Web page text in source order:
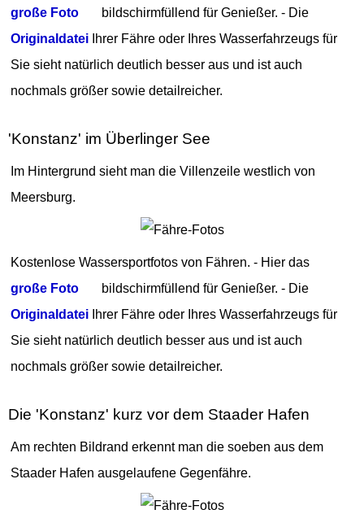
große Foto
bildschirmfüllend für Genießer. - Die
Originaldatei Ihrer Fähre oder Ihres Wasserfahrzeugs für
Sie sieht natürlich deutlich besser aus und ist auch
nochmals größer sowie detailreicher.
'Konstanz' im Überlinger See
Im Hintergrund sieht man die Villenzeile westlich von
Meersburg.
Kostenlose Wassersportfotos von Fähren. - Hier das
große Foto
bildschirmfüllend für Genießer. - Die
Originaldatei Ihrer Fähre oder Ihres Wasserfahrzeugs für
Sie sieht natürlich deutlich besser aus und ist auch
nochmals größer sowie detailreicher.
Die 'Konstanz' kurz vor dem Staader Hafen
Am rechten Bildrand erkennt man die soeben aus dem
Staader Hafen ausgelaufene Gegenfähre.